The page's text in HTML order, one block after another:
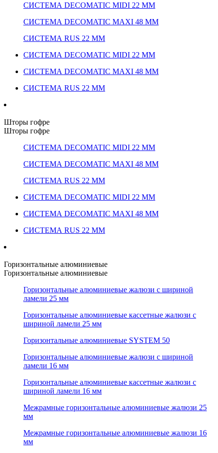
СИСТЕМА DECOMATIC MIDI 22 ММ
СИСТЕМА DECOMATIC MAXI 48 ММ
СИСТЕМА RUS 22 ММ
СИСТЕМА DECOMATIC MIDI 22 ММ
СИСТЕМА DECOMATIC MAXI 48 ММ
СИСТЕМА RUS 22 ММ
Шторы гофре
Шторы гофре
СИСТЕМА DECOMATIC MIDI 22 ММ
СИСТЕМА DECOMATIC MAXI 48 ММ
СИСТЕМА RUS 22 ММ
СИСТЕМА DECOMATIC MIDI 22 ММ
СИСТЕМА DECOMATIC MAXI 48 ММ
СИСТЕМА RUS 22 ММ
Горизонтальные алюминиевые
Горизонтальные алюминиевые
Горизонтальные алюминиевые жалюзи с шириной
ламели 25 мм
Горизонтальные алюминиевые кассетные жалюзи с
шириной ламели 25 мм
Горизонтальные алюминиевые SYSTEM 50
Горизонтальные алюминиевые жалюзи с шириной
ламели 16 мм
Горизонтальные алюминиевые кассетные жалюзи с
шириной ламели 16 мм
Межрамные горизонтальные алюминиевые жалюзи 25
мм
Межрамные горизонтальные алюминиевые жалюзи 16
мм